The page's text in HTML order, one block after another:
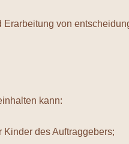
von
kann:
des Auftraggebers;